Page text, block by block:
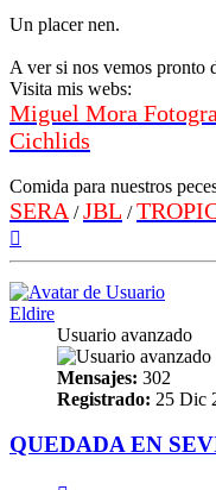
Un placer nen.
A ver si nos vemos pronto
Visita mis webs:
Miguel Mora
Cichlids
Comida para nuestros
SERA /JBL /
Eldire
Usuario avanzado
Mensajes: 302
Registrado: 25 Dic
QUEDADA EN